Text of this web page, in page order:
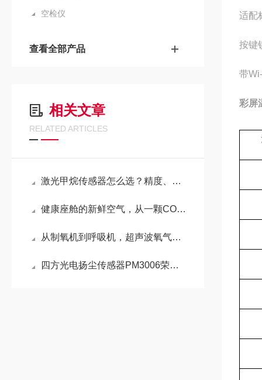
空检仪
查看全部产品
相关文章
RELATED ARTICLES
激光甲烷传感器怎么选？精度、寿命、稳定性一个都不能少
健康座舱的新鲜空气，从一颗CO₂传感器开始
从制氧机到呼吸机，超声波氧气传感器的“选型密码”是什么？
四方光电扬尘传感器PM3006荣获应用创新优秀项目奖
适配
按键
带
彩屏